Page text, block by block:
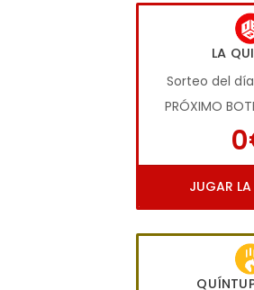
LA
Sorteo del
PRÓXIMO
JUGAR